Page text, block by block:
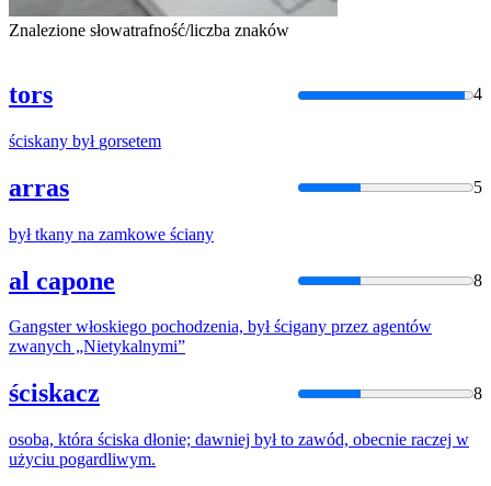
Znalezione słowatrafność/liczba znaków
tors 4
ściskany był gorsetem
arras 5
byłtkany na zamkowe ściany
al capone 8
Gangster włoskiego pochodzenia, był ścigany przez agentów
zwanych „Nietykalnymi”
ściskacz 8
osoba, która ściska dłonie; dawniej byłto zawód, obecnie raczej w
użyciu pogardliwym.